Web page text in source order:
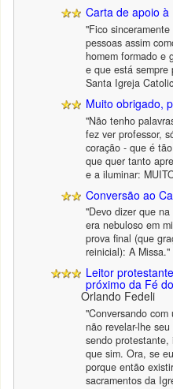
Carta de apoio à
"Fico
pessoas assim
homem formado e
e que está sempre
Santa Igreja
Muito obrigado,
"Não tenho
fez ver professor,
coração - que é
que quer tanto
e a iluminar:
Conversão ao
"Devo dizer que
era nebuloso em
prova final (que
reinicial): A Missa."
Leitor
próximo da Fé
Orlando Fedeli
"Conversando
não revelar-lhe
sendo
que sim. Ora, se
porque então
sacramentos da